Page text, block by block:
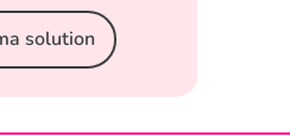
solution